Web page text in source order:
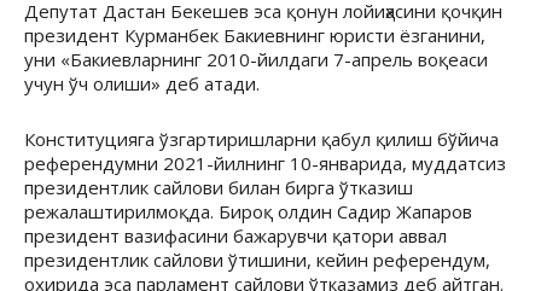
Депутат Дастан Бекешев эса қонун лойиҳасини қочқин
президент Курманбек Бакиевнинг юристи ёзганини,
уни «Бакиевларнинг 2010-йилдаги 7-апрель воқеаси
учун ўч олиши» деб атади.
Конституцияга ўзгартиришларни қабул қилиш бўйича
референдумни 2021-йилнинг 10-январида, муддатсиз
президентлик сайлови билан бирга ўтказиш
режалаштирилмоқда. Бироқ олдин Садир Жапаров
президент вазифасини бажарувчи қатори аввал
президентлик сайлови ўтишини, кейин референдум,
охирида эса парламент сайлови ўтказамиз деб айтган.